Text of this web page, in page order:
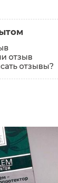
отзыв
отзывы?